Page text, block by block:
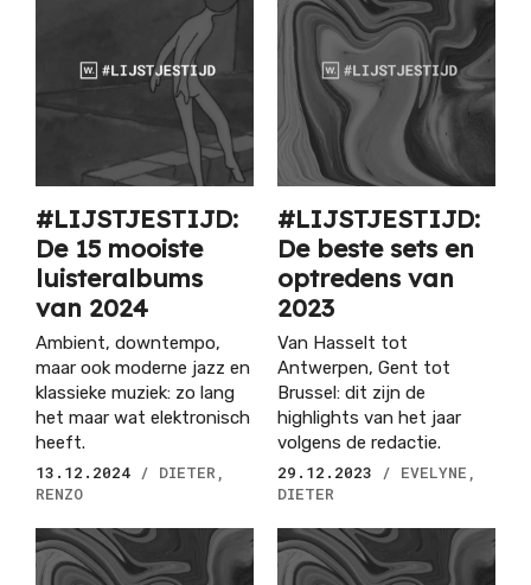
#LIJSTJESTIJD:
De 15 mooiste
luisteralbums
van 2024
Ambient, downtempo,
maar ook moderne jazz en
klassieke muziek: zo lang
het maar wat elektronisch
heeft.
13.12.2024 / DIETER,
RENZO
#LIJSTJESTIJD:
De beste sets en
optredens van
2023
Van Hasselt tot
Antwerpen, Gent tot
Brussel: dit zijn de
highlights van het jaar
volgens de redactie.
29.12.2023
/ EVELYNE,
DIETER